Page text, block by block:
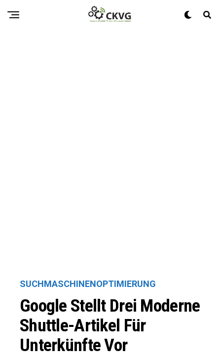
SUCHMASCHINENOPTIMIERUNG
Google Stellt Drei Moderne
Shuttle-Artikel Für
Unterkünfte Vor